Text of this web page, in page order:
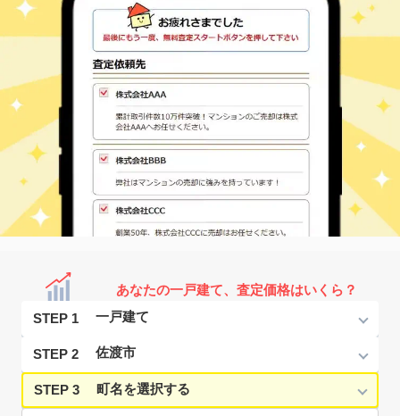
あなたの一戸建て、査定価格はいくら？
STEP 1
STEP 2
STEP 3